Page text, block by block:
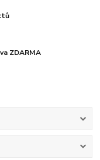
ZDARMA